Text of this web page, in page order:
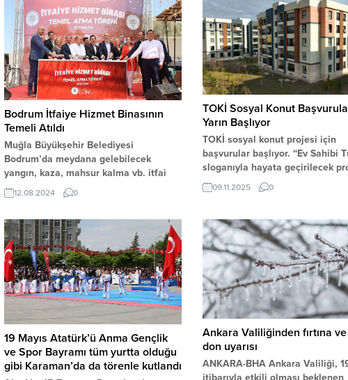
Bodrum İtfaiye Hizmet Binasının
Temeli Atıldı
Muğla Büyükşehir Belediyesi
Bodrum’da meydana gelebilecek
yangın, kaza, mahsur kalma vb. itfai
olaylara daha hızlı ve etkin müdahale
edebilmek için İtfaiye hizmet binasının
12.08.2024 0
TOKİ Sosyal Konut
Yarın Başlıyor
TOKİ sosyal konut projesi için
başvurular başlıyor. “Ev Sahibi
sloganıyla hayata geçirilecek
kapsamında 81 ilde 500 bin
konut inşa edilecek. Başvurular
İklim Değişikliği Bakanlığı’ndan
açıklamaya göre, Toplu Konut
(TOKİ) tarafından yürütülecek
Sahibi Türkiye” projesi
ilde 500...
09.11.2025 0
19 Mayıs Atatürk’ü Anma Gençlik
ve Spor Bayramı tüm yurtta olduğu
gibi Karaman’da da törenle kutlandı
Ankara Valiliğinden fırtına
don uyarısı
ANKARA-BHA Ankara Valiliği,
itibarıyla etkili olması beklenen